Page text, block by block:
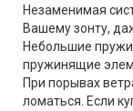
Незаменимая
Вашему зонту,
Небольшие
пружинящие
При порывах
ломаться. Если